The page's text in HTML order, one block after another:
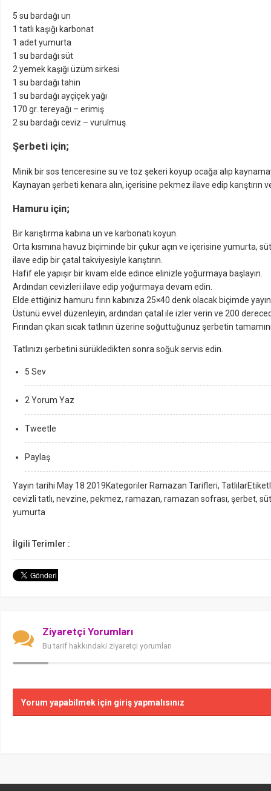
5 su bardağı un
1 tatlı kaşığı karbonat
1 adet yumurta
1 su bardağı süt
2 yemek kaşığı üzüm sirkesi
1 su bardağı tahin
1 su bardağı ayçiçek yağı
170 gr. tereyağı – erimiş
2 su bardağı ceviz – vurulmuş
Şerbeti için;
Minik bir sos tenceresine su ve toz şekeri koyup ocağa alıp
Kaynayan şerbeti kenara alın, içerisine pekmez ilave edip karıştırın
Hamuru için;
Bir karıştırma kabına un ve karbonatı koyun.
Orta kısmına havuz biçiminde bir çukur açın ve içerisine yumurta,
ilave edip bir çatal takviyesiyle karıştırın.
Hafif ele yapışır bir kıvam elde edince elinizle yoğurmaya başlayın.
Ardından cevizleri ilave edip yoğurmaya devam edin.
Elde ettiğiniz hamuru fırın kabınıza 25×40 denk olacak biçimde
Üstünü evvel düzenleyin, ardından çatal ile izler verin ve 200
Fırından çıkan sıcak tatlının üzerine soğuttuğunuz şerbetin
Tatlınızı şerbetini sürükledikten sonra soğuk servis edin.
5 Sev
2 Yorum Yaz
Tweetle
Paylaş
Yayın tarihi May 18 2019Kategoriler Ramazan Tarifleri,
cevizli tatlı, nevzine, pekmez, ramazan, ramazan sofrası, şerbet,
yumurta
İlgili Terimler :
Ziyaretçi Yorumları
Bu tarif hakkındaki ziyaretçi yorumları
Yorum yapabilmek için giriş yapmalısınız